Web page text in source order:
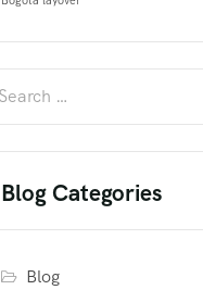
Blog Categories
Blog